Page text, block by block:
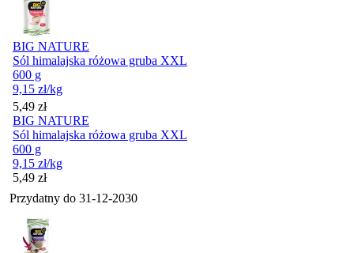
BIG NATURE
Sól himalajska różowa gruba XXL
600 g
9,15 zł/kg
Cena
5,49 zł
BIG NATURE
Sól himalajska różowa gruba XXL
600 g
9,15 zł/kg
Cena
5,49 zł
Przydatny do 31-12-2030